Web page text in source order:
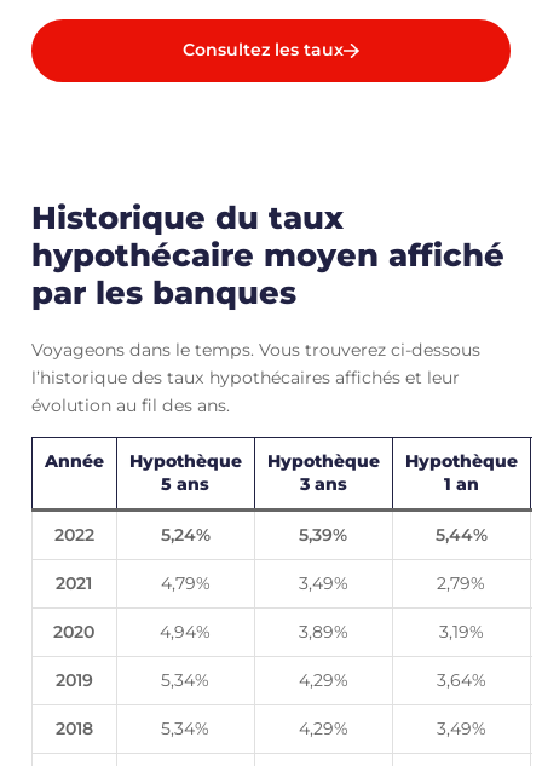
Consultez les taux
Historique du taux
hypothécaire moyen affiché
par les banques
Voyageons dans le temps. Vous trouverez ci-dessous
l’historique des taux hypothécaires affichés et leur
évolution au fil des ans.
Année
Hypothèque
5 ans
Hypothèque
3 ans
Hypothèque
1 an
2022 5,24% 5,39% 5,44%
2021 4,79% 3,49% 2,79%
2020 4,94% 3,89% 3,19%
2019 5,34% 4,29% 3,64%
2018 5,34% 4,29% 3,49%